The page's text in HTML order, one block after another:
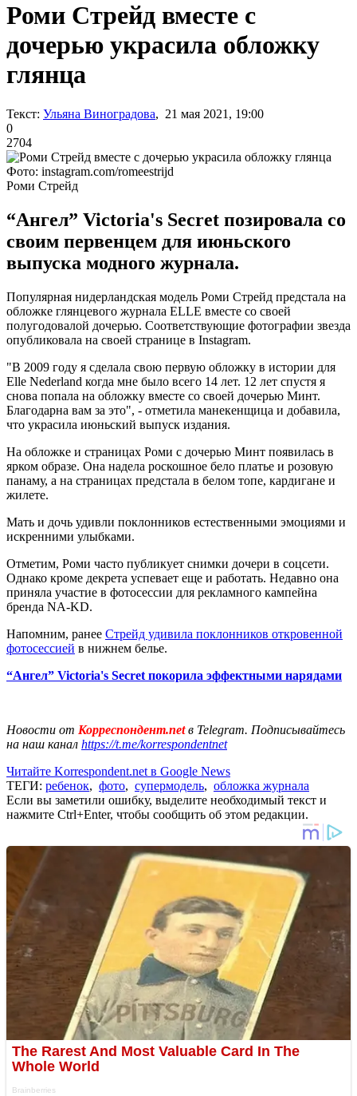
Роми Стрейд вместе с
дочерью украсила обложку
глянца
Текст: Ульяна Виноградова, 21 мая 2021, 19:00
0
2704
Фото: instagram.com/romeestrijd
Роми Стрейд
“Ангел” Victoria's Secret позировала со
своим первенцем для июньского
выпуска модного журнала.
Популярная нидерландская модель Роми Стрейд предстала на
обложке глянцевого журнала ELLE вместе со своей
полугодовалой дочерью. Соответствующие фотографии звезда
опубликовала на своей странице в Instagram.
"В 2009 году я сделала свою первую обложку в истории для
Elle Nederland когда мне было всего 14 лет. 12 лет спустя я
снова попала на обложку вместе со своей дочерью Минт.
Благодарна вам за это", - отметила манекенщица и добавила,
что украсила июньский выпуск издания.
На обложке и страницах Роми с дочерью Минт появилась в
ярком образе. Она надела роскошное бело платье и розовую
панаму, а на страницах предстала в белом топе, кардигане и
жилете.
Мать и дочь удивли поклонников естественными эмоциями и
искренними улыбками.
Отметим, Роми часто публикует снимки дочери в соцсети.
Однако кроме декрета успевает еще и работать. Недавно она
приняла участие в фотосессии для рекламного кампейна
бренда NA-KD.
Напомним, ранее Стрейд удивила поклонников откровенной
фотосессией в нижнем белье.
“Ангел” Victoria's Secret покорила эффектными нарядами
Новости от Корреспондент.netв Telegram. Подписывайтесь
на наш канал https://t.me/korrespondentnet
Читайте Korrespondent.net в Google News
ТЕГИ: ребенок, фото, супермодель, обложка журнала
Если вы заметили ошибку, выделите необходимый текст и
нажмите Ctrl+Enter, чтобы сообщить об этом редакции.